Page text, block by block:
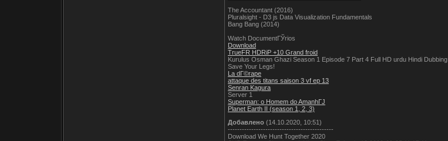
The Accountant (2016)
Pluralsight - D3 js Data Visualization Fundamentals
Bang Bang (2014)
Watch DocumentГЎrios
Download
TrueFR HDRiP +10 Grand froid
Kurulus Osman Ghazi Season 1 Episode 7 Part 4 Full HD urdu Hindi Dubbing
Save Your Legs!
La dГ©rape
attaque des titans saison 3 vf ep 13
Senran Kagura
Server 1
Superman: o Homem do AmanhГЈ
Planet Earth II (season 1, 2, 3)
Добавлено (14.10.2020, 10:51)
---------------------------------------------
Download We Hunt Together 2020